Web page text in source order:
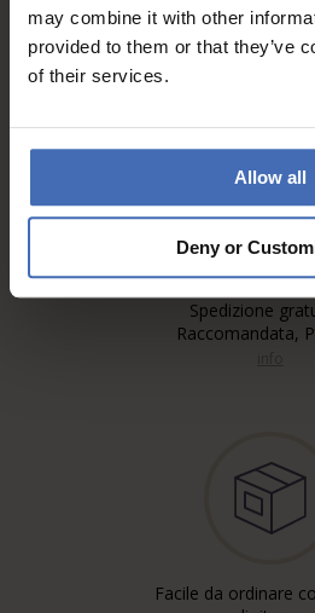
may combine it with other
provided to them or that they’ve
of their services.
Allow all
Deny or
Fattura &
fino a
Spedizione
Raccomandata,
Facile da ordinare